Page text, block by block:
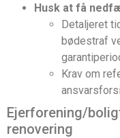
Husk at få
Detaljeret
bødestraf
Krav om
Ejerforening/
renovering